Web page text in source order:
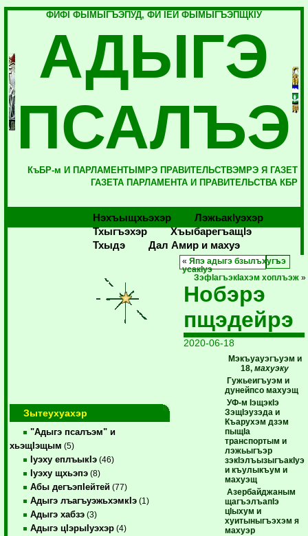
ФИФI ФЫМЫГЪЭПУД, ФИ IЕЙ ФЫМЫГЪЭПЩКIУ
АДЫГЭ
ПСАЛЪЭ
КъБР-м И ПАРЛАМЕНТЫМРЭ ПРАВИТЕЛЬСТВЭМРЭ Я ГАЗЕТ
ГАЗЕТА ПАРЛАМЕНТА И ПРАВИТЕЛЬСТВА КБР
Нэхъыщхьэхэр
Лэжьакlуэхэр
Тхыгъэхэр
Хъыбарегъащlэ
Тхыдэ
Дал Амир и махуэ
Зытеухуахэр
"Адыгэ псалъэм" и
хьэщIэщым (5)
Iуэху еплъыкIэ (46)
Iуэху щхьэпэ (8)
Абы дегъэпIейтей (77)
Адыгэ лъагъуэжьхэмкIэ (1)
Адыгэ хабзэ (3)
Адыгэ цIэрыIуэхэр (4)
«Япэ адыгэ бзылъхугъэ
усакIуэ
ЗэфIагъэкIахэм хоплъэж »
Нобэрэ
пщэдейрэ
2020-06-18
Мэкъуауэгъуэм и
18,махуэку
Гужьеигъуэм и
дунейпсо махуэщ
УФ-м IэщэкIэ
ЗэщIэузэда и
Къарухэм дзэм
пыщIа
транспортым и
лэжьыгъэр
зэкIэлъызыгъакIуэ
и къулыкъум и
махуэщ
Азербайджаным
щагъэлъапIэ
цIыхум и
хуитыныгъэхэм я
махуэр